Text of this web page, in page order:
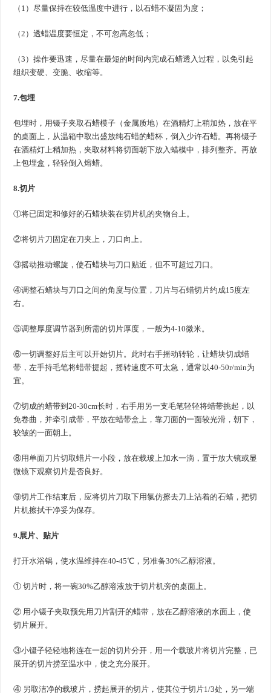
（1）尽量保持在较低温度中进行，以石蜡不凝固为度；
（2）透蜡温度要恒定，不可忽高忽低；
（3）操作要迅速，尽量在最短的时间内完成石蜡透入过程，以免引起
组织变硬、变脆、收缩等。
7.包埋
包埋时，用镊子夹取石蜡模子（金属质地）在酒精灯上稍加热，放在平
的桌面上，从温箱中取出盛放纯石蜡的蜡杯，倒入少许石蜡。再将镊子
在酒精灯上稍加热，夹取材料将切面朝下放入蜡模中，排列整齐。再放
上包埋盒，轻轻倒入熔蜡。
8.切片
①将已固定和修好的石蜡块装在切片机的夹物台上。
②将切片刀固定在刀夹上，刀口向上。
③摇动推动螺旋，使石蜡块与刀口贴近，但不可超过刀口。
④调整石蜡块与刀口之间的角度与位置，刀片与石蜡切片约成15度左
右。
⑤调整厚度调节器到所需的切片厚度，一般为4-10微米。
⑥一切调整好后主可以开始切片。此时右手摇动转轮，让蜡块切成蜡
带，左手持毛笔将蜡带提起，摇转速度不可太急，通常以40-50r/min为
宜。
⑦切成的蜡带到20-30cm长时，右手用另一支毛笔轻轻将蜡带挑起，以
免卷曲，并牵引成带，平放在蜡带盒上，靠刀面的一面较光滑，朝下，
较皱的一面朝上。
⑧用单面刀片切取蜡片一小段，放在载玻上加水一滴，置于放大镜或显
微镜下观察切片是否良好。
⑨切片工作结束后，应将切片刀取下用氯仿擦去刀上沾着的石蜡，把切
片机擦拭干净妥为保存。
9.展片、贴片
打开水浴锅，使水温维持在40-45℃，另准备30%乙醇溶液。
① 切片时，将一碗30%乙醇溶液放于切片机旁的桌面上。
② 用小镊子夹取预先用刀片割开的蜡带，放在乙醇溶液的水面上，使
切片展开。
③小镊子轻轻地将连在一起的切片分开，用一个载玻片将切片完整，已
展开的切片捞至温水中，使之充分展开。
④ 另取洁净的载玻片，捞起展开的切片，使其位于切片1/3处，另一端